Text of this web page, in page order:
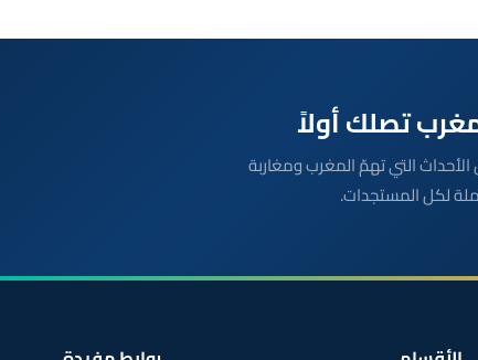
لكل الأحداث التي تهمّ المغرب ومغاربة
لكل المستجدات.